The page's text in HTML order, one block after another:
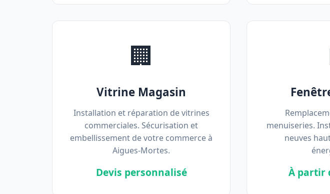
🏢
Vitrine Magasin
Installation et réparation de vitrines
commerciales. Sécurisation et
embellissement de votre commerce à
Aigues-Mortes.
Devis personnalisé
menuiseries.
neuves
À partir